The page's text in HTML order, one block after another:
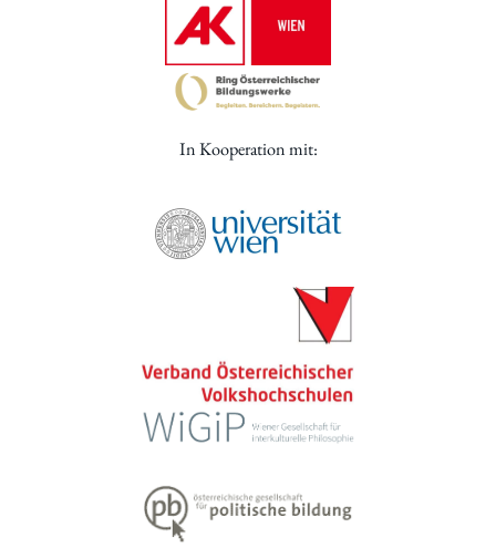
In Kooperation mit: